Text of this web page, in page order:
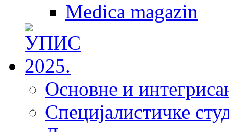
Medica magazin
Основне и
Специјалистичке